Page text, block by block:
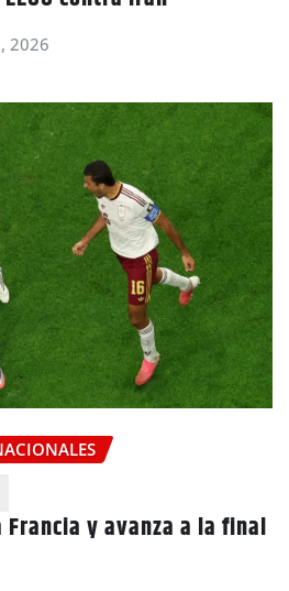
2026
Francia y avanza a la final